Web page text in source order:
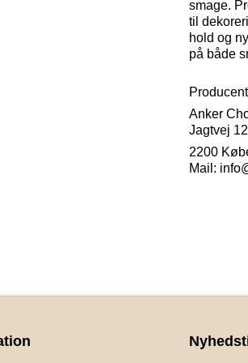
smage.
til
hold og
på både
Anker
Jagtvej
2200
Mail: